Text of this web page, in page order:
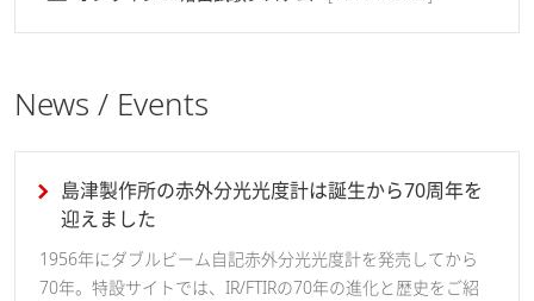
News / Events
島津製作所の赤外分光光度計は誕生から70周年を
迎えました
1956年にダブルビーム自記赤外分光光度計を発売してから
70年。特設サイトでは、IR/FTIRの70年の進化と歴史をご紹